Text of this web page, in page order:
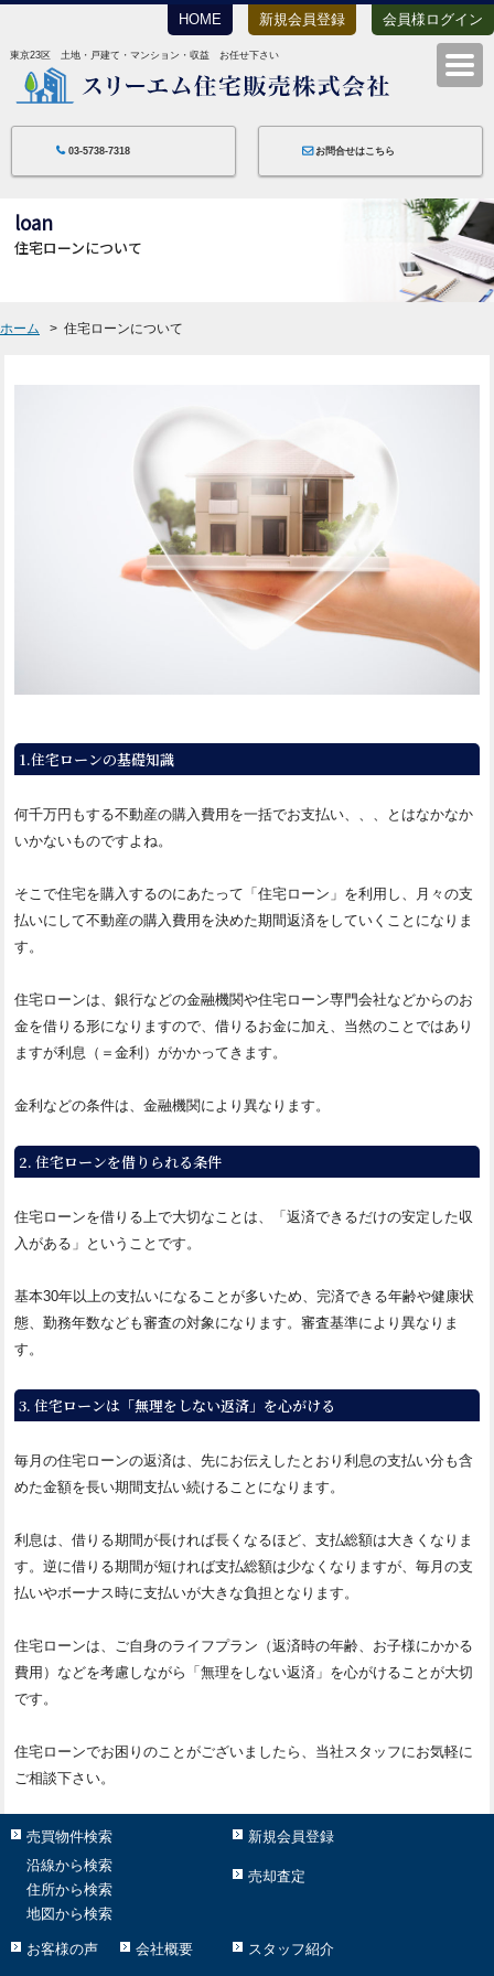
HOME 新規会員登録 会員様ログイン
東京23区 土地・戸建て・マンション・収益 お任せ下さい
03-5738-7318 お問合せはこちら
loan
住宅ローンについて
ホーム 住宅ローンについて
1.住宅ローンの基礎知識
何千万円もする不動産の購入費用を一括でお支払い、、、とはなかなか
いかないものですよね。
そこで住宅を購入するのにあたって「住宅ローン」を利用し、月々の支
払いにして不動産の購入費用を決めた期間返済をしていくことになりま
す。
住宅ローンは、銀行などの金融機関や住宅ローン専門会社などからのお
金を借りる形になりますので、借りるお金に加え、当然のことではあり
ますが利息（＝金利）がかかってきます。
金利などの条件は、金融機関により異なります。
2. 住宅ローンを借りられる条件
住宅ローンを借りる上で大切なことは、「返済できるだけの安定した収
入がある」ということです。
基本30年以上の支払いになることが多いため、完済できる年齢や健康状
態、勤務年数なども審査の対象になります。審査基準により異なりま
す。
3. 住宅ローンは「無理をしない返済」を心がける
毎月の住宅ローンの返済は、先にお伝えしたとおり利息の支払い分も含
めた金額を長い期間支払い続けることになります。
利息は、借りる期間が長ければ長くなるほど、支払総額は大きくなりま
す。逆に借りる期間が短ければ支払総額は少なくなりますが、毎月の支
払いやボーナス時に支払いが大きな負担となります。
住宅ローンは、ご自身のライフプラン（返済時の年齢、お子様にかかる
費用）などを考慮しながら「無理をしない返済」を心がけることが大切
です。
住宅ローンでお困りのことがございましたら、当社スタッフにお気軽に
ご相談下さい。
売買物件検索
沿線から検索
住所から検索
地図から検索
新規会員登録
売却査定
お客様の声 会社概要 スタッフ紹介